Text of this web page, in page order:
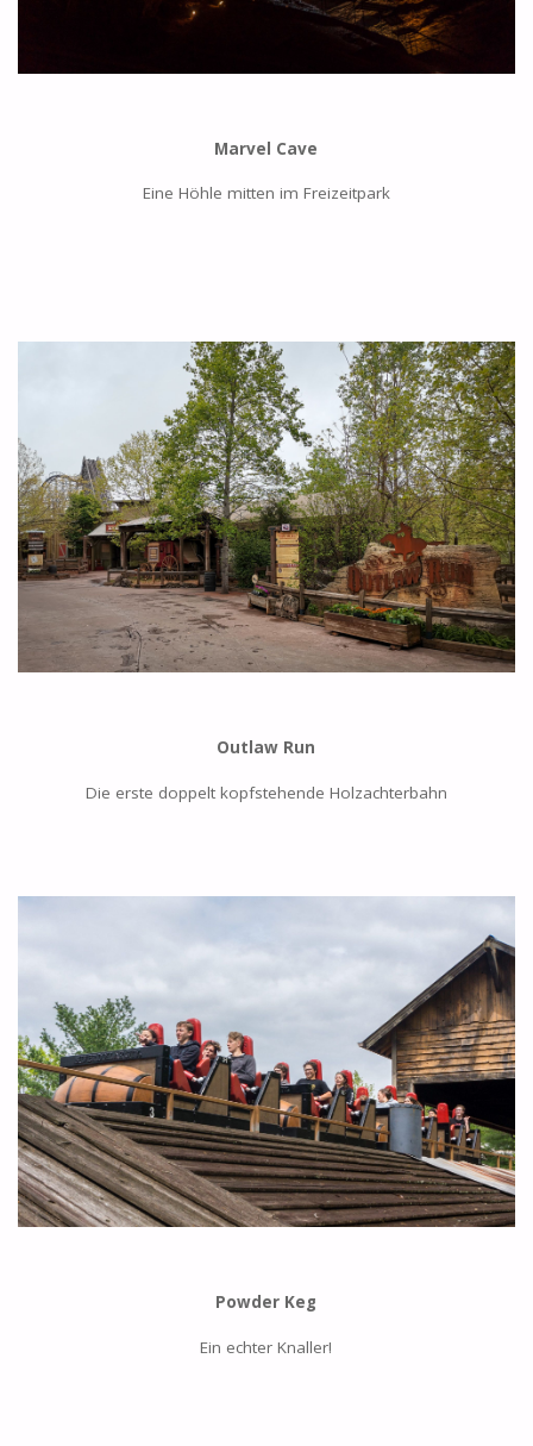
Marvel Cave
Eine Höhle mitten im Freizeitpark
Outlaw Run
Die erste doppelt kopfstehende Holzachterbahn
Powder Keg
Ein echter Knaller!